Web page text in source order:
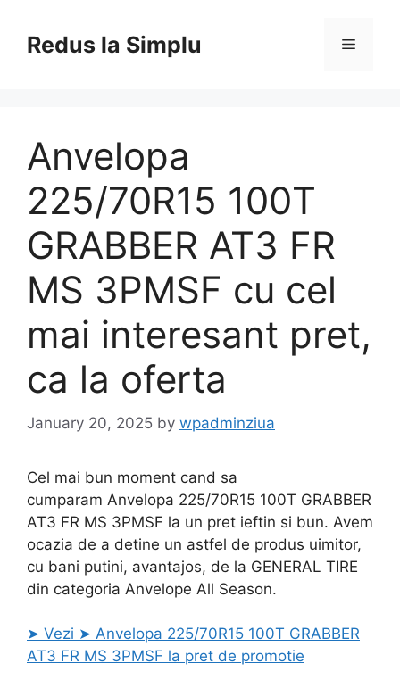
contentRedus la Simplu Menu
Anvelopa
225/70R15 100T
GRABBER AT3 FR
MS 3PMSF cu cel
mai interesant pret,
ca la oferta
January 20, 2025 by wpadminziua
Cel mai bun moment cand sa
cumparam Anvelopa 225/70R15 100T GRABBER
AT3 FR MS 3PMSF la un pret ieftin si bun. Avem
ocazia de a detine un astfel de produs uimitor,
cu bani putini, avantajos, de la GENERAL TIRE
din categoria Anvelope All Season.
➤ Vezi ➤ Anvelopa 225/70R15 100T GRABBER
AT3 FR MS 3PMSF la pret de promotie